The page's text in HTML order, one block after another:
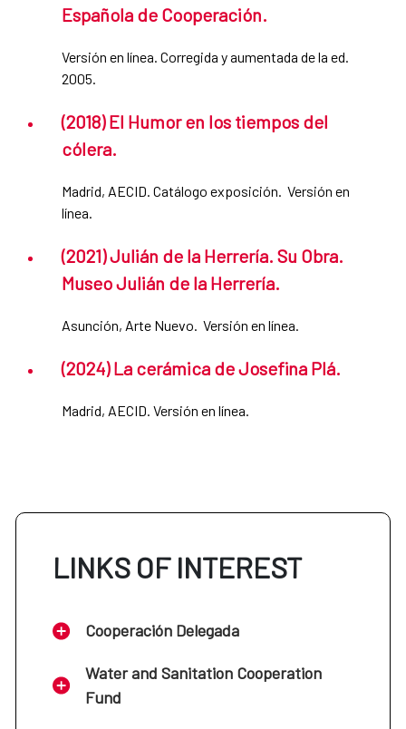
Española de Cooperación.
Versión en línea. Corregida y aumentada de la ed.
2005.
(2018) El Humor en los tiempos del
cólera.
Madrid, AECID. Catálogo exposición. Versión en
línea.
(2021) Julián de la Herrería. Su Obra.
Museo Julián de la Herrería.
Asunción, Arte Nuevo. Versión en línea.
(2024) La cerámica de Josefina Plá.
Madrid, AECID. Versión en línea.
LINKS OF INTEREST
Cooperación Delegada
Water and Sanitation Cooperation
Fund